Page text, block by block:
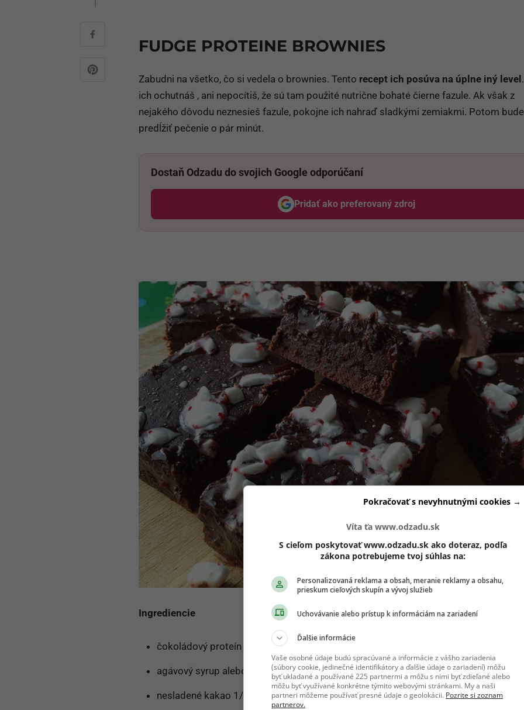
FUDGE PROTEINE BROWNIES
Zabudni na všetko, čo si vedela o brownies. Tento recept ich posúva na úplne iný level
ich ochutnáš , ani nepocítiš, že sú tam použité nutrične bohaté čierne fazule. Ak však z
nejakého dôvodu neznesieš fazule, pokojne ich nahraď sladkými zemiakmi. Potom
predĺžiť pečenie o pár minút.
Dostaň Odzadu do svojich Google odporúčaní
Pridať ako preferovaný zdroj
Odzadu, odkaz sa otvorí v novom okne
Ingrediencie
čokoládový proteín 60g
agávový syrup alebo stévia (doslaď podľa chuti)
nesladené kakao 1/3 hrnčeka
Víta ťa www.odzadu.sk
S cieľom poskytovať www.odzadu.sk ako doteraz, podľa
zákona potrebujeme tvoj súhlas na:
Personalizovaná reklama a obsah, meranie reklamy a obsahu,
prieskum cieľových skupín a vývoj služieb
Uchovávanie alebo prístup k informáciám na zariadení
Ďalšie informácie
Vaše osobné údaje budú spracúvané a informácie z vášho zariadenia
(súbory cookie, jedinečné identifikátory a ďalšie údaje o zariadení) môžu
byť ukladané a používané 225 partnermi a môžu s nimi byť zdieľané alebo
môžu byť využívané konkrétne týmito webovými stránkami. My a naši
partneri môžeme používať presné údaje o geolokácii. Pozrite si zoznam
partnerov.
Pokračovať s nevyhnutnými cookies →